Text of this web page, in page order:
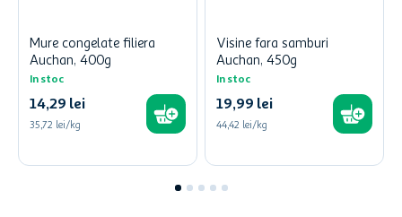
Mure congelate filiera
Auchan, 400g
In stoc
14,29 lei
35,72 lei/kg
Visine fara samburi
Auchan, 450g
In stoc
19,99 lei
44,42 lei/kg